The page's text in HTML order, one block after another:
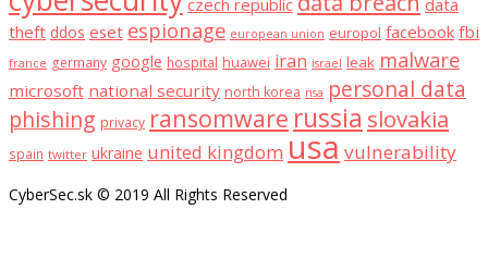
czech republic
data
theft ddos eset espionage european union europol facebook fbi
france germany google hospital huawei iran israel leak malware
microsoft national security north korea nsa personal data
phishing privacy ransomware russia slovakia
spain twitter ukraine united kingdom usa vulnerability
CyberSec.sk © 2019 All Rights Reserved